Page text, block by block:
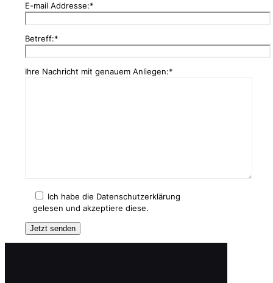
E-mail Addresse:*
Betreff:*
Ihre Nachricht mit genauem Anliegen:*
Ich habe die Datenschutzerklärung
gelesen und akzeptiere diese.